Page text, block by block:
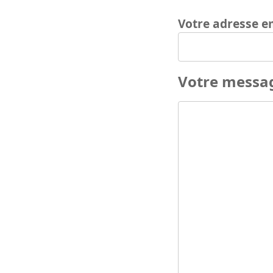
Votre adresse
Votre